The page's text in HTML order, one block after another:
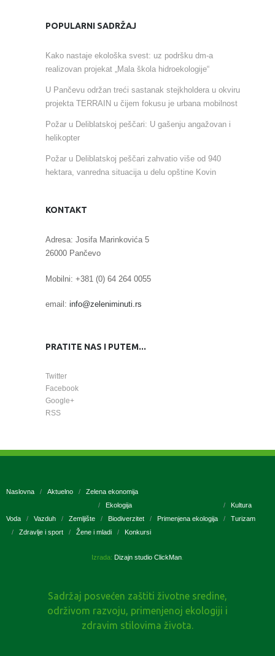
POPULARNI SADRŽAJ
Kako nastaje ekološka svest: uz podršku dm-a
realizovan projekat „Mala škola hidroekologije“
U Pančevu održan treći sastanak stejkholdera u okviru
projekta TERRAIN u čijem fokusu je urbana mobilnost
Požar u Deliblatskoj peščari: U gašenju angažovan i
helikopter
Požar u Deliblatskoj peščari zahvatio više od 940
hektara, vanredna situacija u delu opštine Kovin
KONTAKT
Adresa: Josifa Marinkovića 5
26000 Pančevo
Mobilni: +381 (0) 64 264 0055
email: info@zeleniminuti.rs
PRATITE NAS I PUTEM...
Twitter
Facebook
Google+
RSS
Naslovna Aktuelno
Zelena ekonomija
Ekologija
Voda
Vazduh Zemljište Biodiverzitet Primenjena ekologija
Kultura
Turizam
Zdravlje i sport
Žene i mladi Konkursi
Izrada: Dizajn studio ClickMan
Sadržaj posvećen zaštiti životne sredine,
održivom razvoju, primenjenoj ekologiji i
zdravim stilovima života.